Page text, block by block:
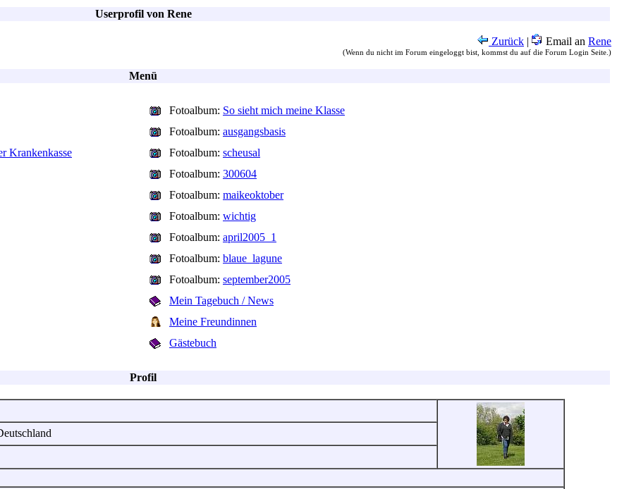
Userprofil von Rene
Zurück | Email an Rene
(Wenn du nicht im Forum eingeloggt bist, kommst du auf die Forum Login Seite.)
Menü
Krankenkasse
Fotoalbum: So sieht mich meine Klasse
Fotoalbum: ausgangsbasis
Fotoalbum: scheusal
Fotoalbum: 300604
Fotoalbum: maikeoktober
Fotoalbum: wichtig
Fotoalbum: april2005_1
Fotoalbum: blaue_lagune
Fotoalbum: september2005
Mein Tagebuch / News
Meine Freundinnen
Gästebuch
Profil